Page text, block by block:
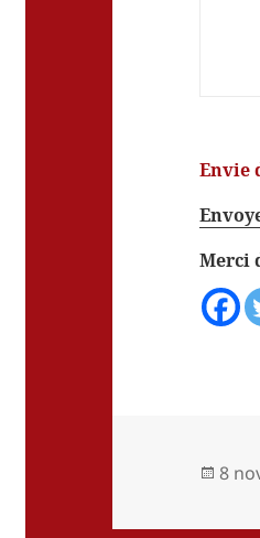
Envie
Merci
8